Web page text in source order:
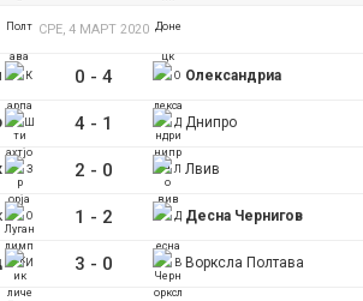
СРЕ, 4 МАРТ 2020
0 - 4 Олександриа
4 - 1 Днипро
2 - 0 Лвив
1 - 2 Десна Чернигов
3 - 0 Ворксла Полтава